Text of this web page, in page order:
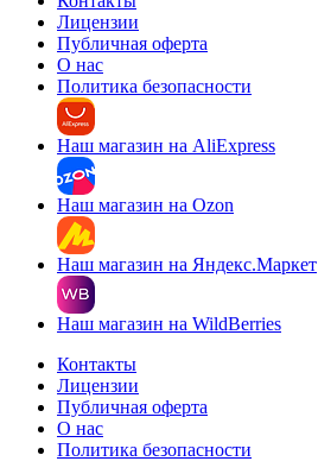
Лицензии
Публичная оферта
О нас
Политика безопасности
Наш магазин на AliExpress
Наш магазин на Ozon
Наш магазин на Яндекс.Маркет
Наш магазин на WildBerries
Контакты
Лицензии
Публичная оферта
О нас
Политика безопасности